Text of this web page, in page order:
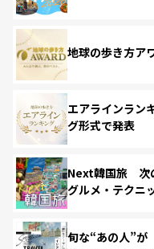
地球の歩き方ア
エアラインラン
グ形式で発表
Next韓国旅 次
グルメ・テクニ
旬な“あの人”が